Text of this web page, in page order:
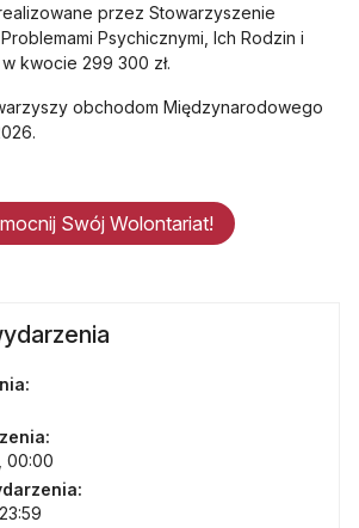
przez Stowarzyszenie
Psychicznymi, Ich Rodzin i
w kwocie 299 300 zł.
obchodom Międzynarodowego
Swój Wolontariat!
00:00